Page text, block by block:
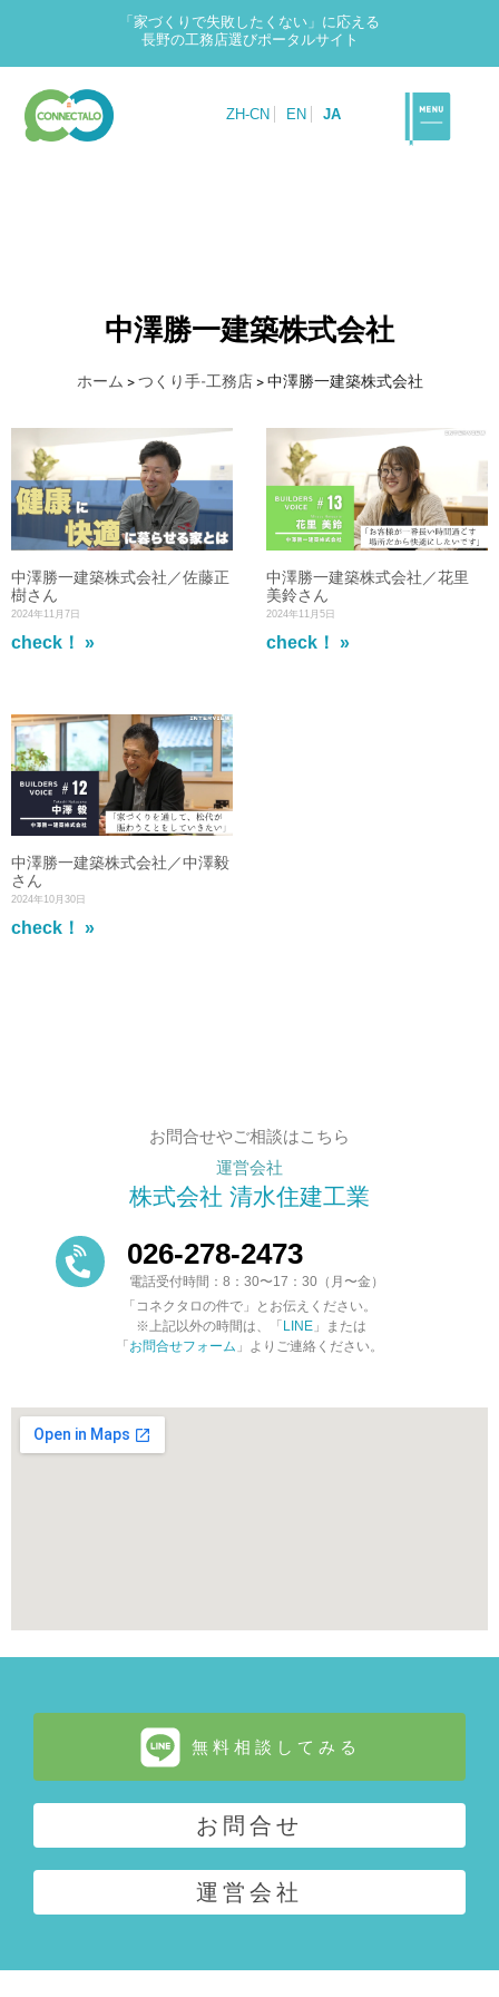
「家づくりで失敗したくない」に応える
長野の工務店選びポータルサイト
ZH-CN EN JA
中澤勝一建築株式会社
ホーム >つくり手-工務店>中澤勝一建築株式会社
中澤勝一建築株式会社／佐藤正
樹さん
2024年11月7日
check！ »
中澤勝一建築株式会社／花里
美鈴さん
2024年11月5日
check！ »
中澤勝一建築株式会社／中澤毅
さん
2024年10月30日
check！ »
お問合せやご相談はこちら
運営会社
株式会社 清水住建工業
026-278-2473
電話受付時間：8：30〜17：30（月〜金）
「コネクタロの件で」とお伝えください。
※上記以外の時間は、「 LINE 」または
「 お問合せフォーム 」よりご連絡ください。
無料相談してみる
お問合せ
運営会社